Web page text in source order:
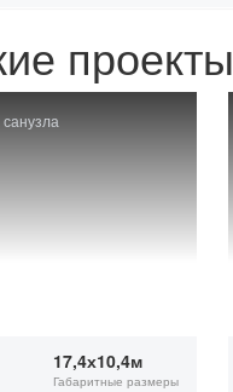
проекты
санузла
17,4х10,4м
Габаритные размеры